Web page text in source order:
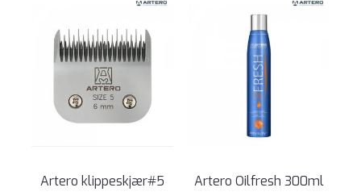
Artero klippeskjær#5 Artero Oilfresh 300ml